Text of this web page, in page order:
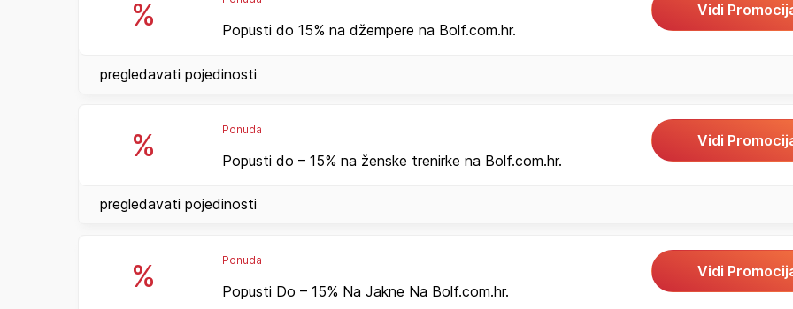
% Popusti do 15% na džempere na Bolf.com.hr.
Vidi
pregledavati pojedinosti
% Ponuda
Popusti do – 15% na ženske trenirke na Bolf.com.hr.
Vidi
pregledavati pojedinosti
% Ponuda
Popusti Do – 15% Na Jakne Na Bolf.com.hr.
Vidi